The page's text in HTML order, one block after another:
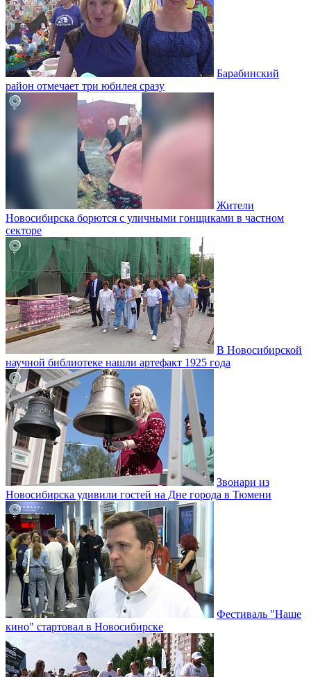
Барабинский
район отмечает три юбилея сразу
Жители
Новосибирска борются с уличными гонщиками в частном
секторе
В Новосибирской
научной библиотеке нашли артефакт 1925 года
Звонари из
Новосибирска удивили гостей на Дне города в Тюмени
Фестиваль "Наше
кино" стартовал в Новосибирске